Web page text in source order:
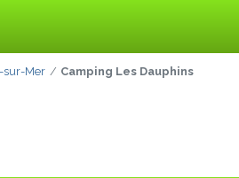
sur-Mer Camping Les Dauphins